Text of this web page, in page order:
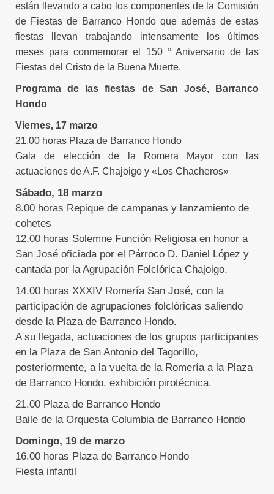
están llevando a cabo los componentes de la Comisión
de Fiestas de Barranco Hondo que además de estas
fiestas llevan trabajando intensamente los últimos
meses para conmemorar el 150 º Aniversario de las
Fiestas del Cristo de la Buena Muerte.
Programa de las fiestas de San José, Barranco
Hondo
Viernes, 17 marzo
21.00 horas Plaza de Barranco Hondo
Gala de elección de la Romera Mayor con las
actuaciones de A.F. Chajoigo y «Los Chacheros»
Sábado, 18 marzo
8.00 horas Repique de campanas y lanzamiento de
cohetes
12.00 horas Solemne Función Religiosa en honor a
San José oficiada por el Párroco D. Daniel López y
cantada por la Agrupación Folclórica Chajoigo.
14.00 horas XXXIV Romería San José, con la
participación de agrupaciones folclóricas saliendo
desde la Plaza de Barranco Hondo.
A su llegada, actuaciones de los grupos participantes
en la Plaza de San Antonio del Tagorillo,
posteriormente, a la vuelta de la Romería a la Plaza
de Barranco Hondo, exhibición pirotécnica.
21.00 Plaza de Barranco Hondo
Baile de la Orquesta Columbia de Barranco Hondo
Domingo, 19 de marzo
16.00 horas Plaza de Barranco Hondo
Fiesta infantil